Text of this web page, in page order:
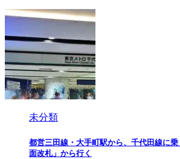
未分類
都営三田線・大手町駅から、千代田線に
面改札」から行く